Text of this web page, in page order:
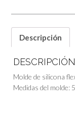
Descripción
DESCRIPCIÓN
Molde de silicona
Medidas del molde: